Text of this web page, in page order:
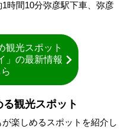
時間10分弥彦駅下車、弥彦
観光スポット
」の最新情報
観光スポット
楽しめるスポットを紹介し